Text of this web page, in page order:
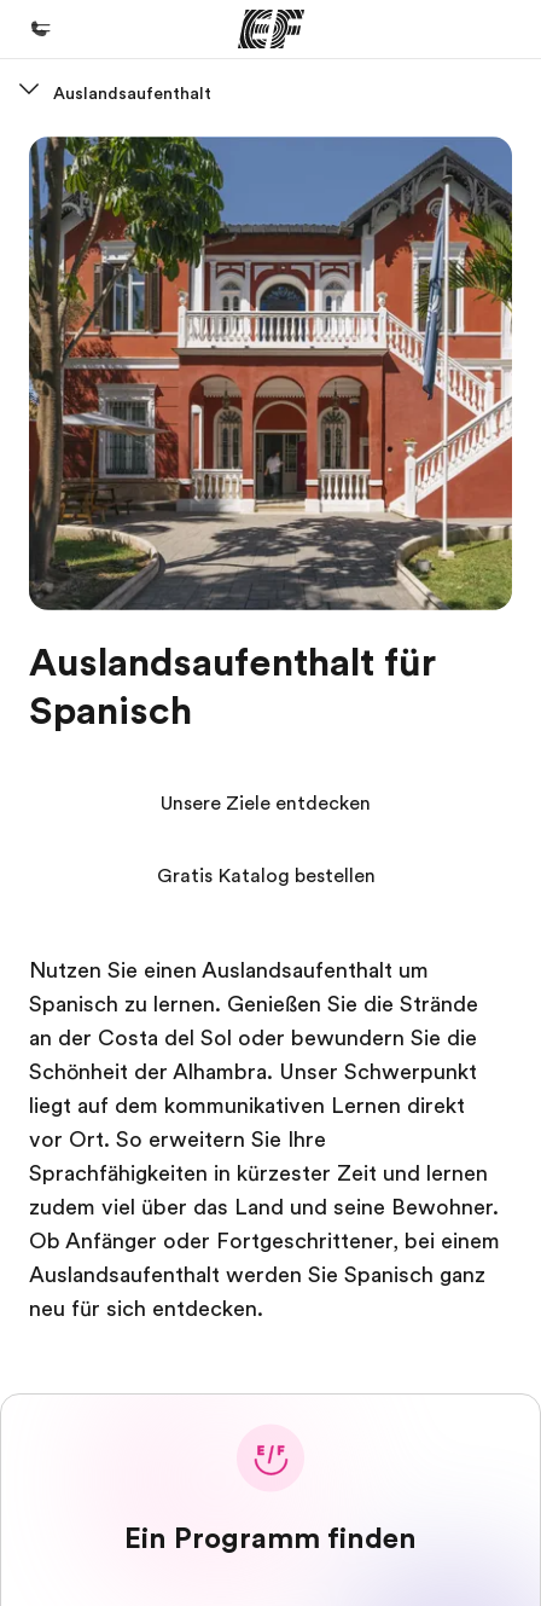
Willkommen bei EF
Programme
Alle Programme ansehen
Büros
Büros in der Nähe
Über uns
Wer wir sind
Karriere
Teil des Teams werden
Auslandsaufenthalt
Auslandsaufenthalt für
Spanisch
Nutzen Sie einen Auslandsaufenthalt um
Spanisch zu lernen. Genießen Sie die Strände
an der Costa del Sol oder bewundern Sie die
Schönheit der Alhambra. Unser Schwerpunkt
liegt auf dem kommunikativen Lernen direkt
vor Ort. So erweitern Sie Ihre
Sprachfähigkeiten in kürzester Zeit und lernen
zudem viel über das Land und seine Bewohner.
Ob Anfänger oder Fortgeschrittener, bei einem
Auslandsaufenthalt werden Sie Spanisch ganz
neu für sich entdecken.
Unsere Ziele entdecken
Gratis Katalog bestellen
Ein Programm finden